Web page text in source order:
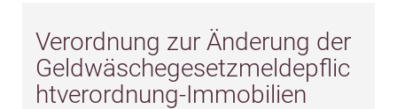
Verordnung zur Änderung der
Geldwäschegesetzmeldepflic
htverordnung-Immobilien